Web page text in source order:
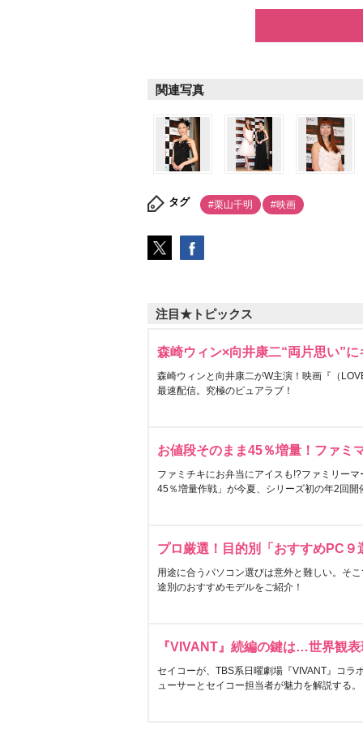
関連写真
タグ #栗山千明 #映画
注目★トピックス
森崎ウィン×向井康二“両片思い”
森崎ウィンと向井康二がW主演！映画『（
最速配信。究極のピュアラブ！
お値段そのまま45％増量！ファミ
ファミチキにお弁当にアイスも!?ファミリー
45％増量作戦」が今夏、シリーズ初の年2回開
プロ厳選！目的別「おすすめPC９
用途に合うパソコン選びは意外と難しい。そ
途別のおすすめモデルをご紹介！
『VIVANT』続編の鍵は…世界観
セイコーが、TBS系日曜劇場『VIVANT』コラ
ューサーとセイコー担当者が魅力を解説する。